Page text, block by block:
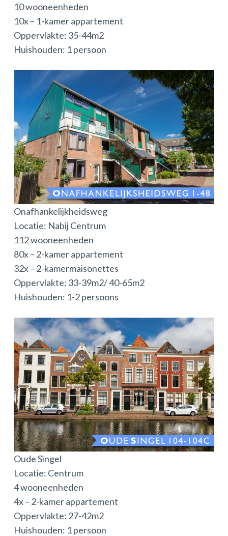
10 wooneenheden
10x – 1-kamer appartement
Oppervlakte: 35-44m2
Huishouden: 1 persoon
Onafhankelijkheidsweg
Locatie: Nabij Centrum
112 wooneenheden
80x – 2-kamer appartement
32x – 2-kamermaisonettes
Oppervlakte: 33-39m2/ 40-65m2
Huishouden: 1-2 persoons
Oude Singel
Locatie: Centrum
4 wooneenheden
4x – 2-kamer appartement
Oppervlakte: 27-42m2
Huishouden: 1 persoon